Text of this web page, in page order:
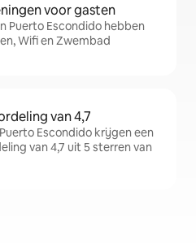
voor gasten
Puerto Escondido hebben
Wifi en Zwembad
van 4,7
Escondido krijgen een
van 4,7 uit 5 sterren van